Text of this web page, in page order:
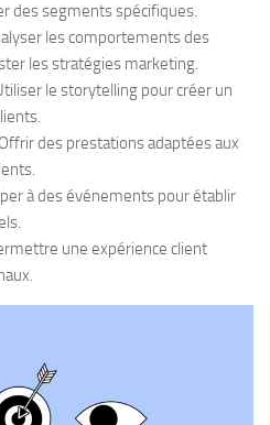
des segments spécifiques.
les comportements des
les stratégies marketing.
le storytelling pour créer un
des prestations adaptées aux
à des événements pour établir
une expérience client